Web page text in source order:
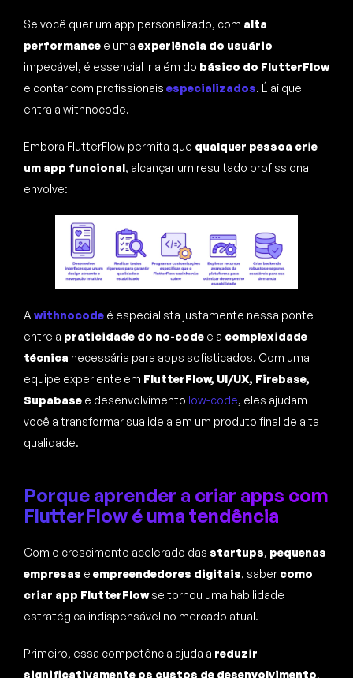
Se você quer um app personalizado, com alta
performance e uma experiência do usuário
impecável, é essencial ir além do básico do FlutterFlow
e contar com profissionais especializados. É aí que
entra a withnocode.
Embora FlutterFlow permita que qualquer pessoa crie
um app funcional, alcançar um resultado profissional
envolve:
A withnocode é especialista justamente nessa ponte
entre a praticidade do no-code e a complexidade
técnica necessária para apps sofisticados. Com uma
equipe experiente em FlutterFlow, UI/UX, Firebase,
Supabase e desenvolvimento low-code, eles ajudam
você a transformar sua ideia em um produto final de alta
qualidade.
Porque aprender a criar apps com
FlutterFlow é uma tendência
Com o crescimento acelerado das startups, pequenas
empresas e empreendedores digitais, saber como
criar app FlutterFlowse tornou uma habilidade
estratégica indispensável no mercado atual.
Primeiro, essa competência ajuda a reduzir
significativamente os custos de desenvolvimento,